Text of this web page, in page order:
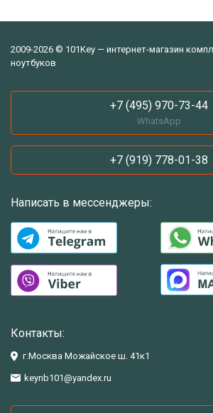
2009-2026 © 101Key — интернет-магазин
ноутбуков
+7 (495) 970-73-44
WhatsApp
+7 (919) 778-01-38
Написать в мессенджеры:
Контакты:
г.Москва Можайское ш. 41к1
keynb101@yandex.ru